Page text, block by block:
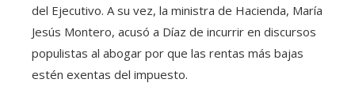
del Ejecutivo. A su vez, la ministra de Hacienda, María
Jesús Montero, acusó a Díaz de incurrir en discursos
populistas al abogar por que las rentas más bajas
estén exentas del impuesto.